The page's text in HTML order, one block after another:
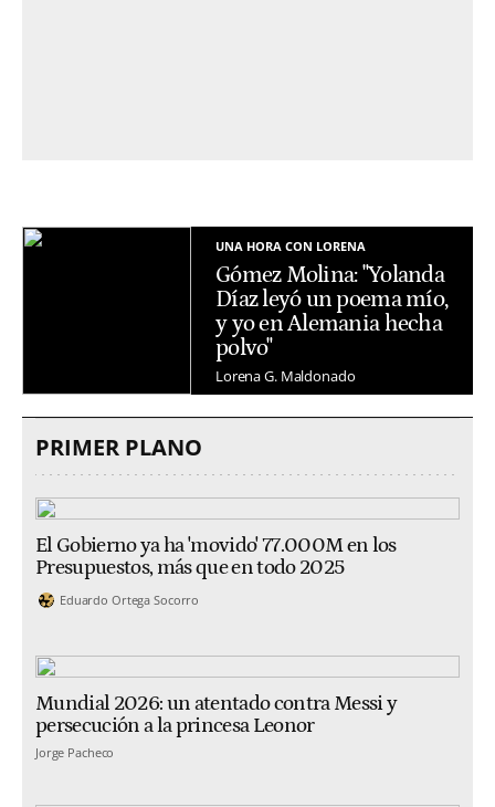
UNA HORA CON LORENA
Gómez Molina: "Yolanda
Díaz leyó un poema mío,
y yo en Alemania hecha
polvo"
Lorena G. Maldonado
PRIMER PLANO
El Gobierno ya ha 'movido' 77.000M en los
Presupuestos, más que en todo 2025
Eduardo Ortega Socorro
Mundial 2026: un atentado contra Messi y
persecución a la princesa Leonor
Jorge Pacheco